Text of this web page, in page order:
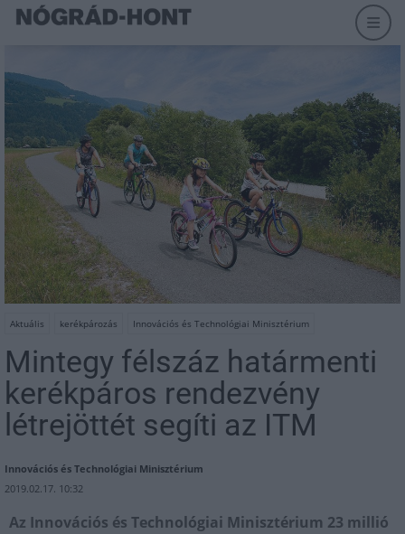
Aktuális kerékpározás Innovációs és Technológiai Minisztérium
Mintegy félszáz határmenti
kerékpáros rendezvény
létrejöttét segíti az ITM
Innovációs és Technológiai Minisztérium
2019.02.17. 10:32
Az Innovációs és Technológiai Minisztérium 23 millió